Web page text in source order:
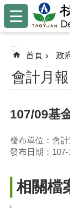
跳到主要內容區塊
:::
:::
首頁 政
會計月報
107/09基
發布單位：會
發布日期：
相關檔